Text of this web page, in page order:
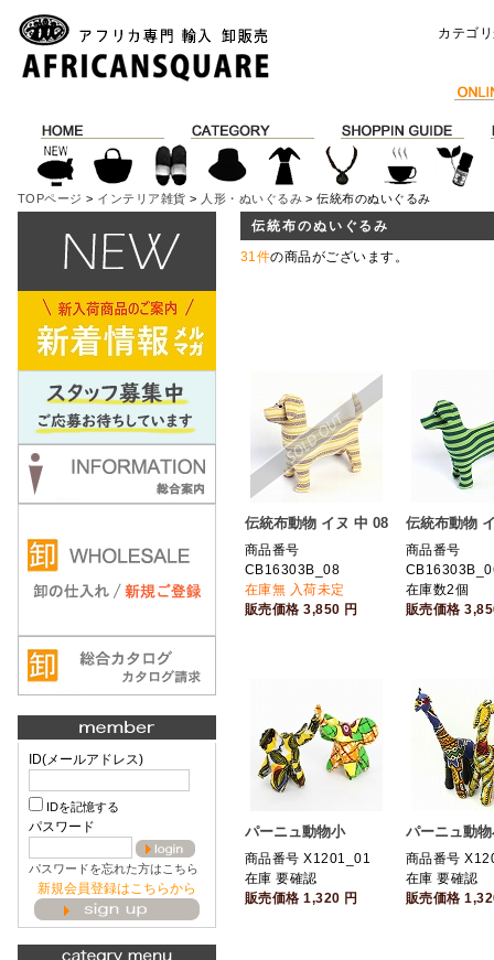
カテゴ
TOPページ > インテリア雑貨 > 人形・ぬいぐるみ > 伝統布のぬいぐるみ
ID(メールアドレス)
IDを記憶する
パスワード
パスワードを忘れた方はこちら
新規会員登録はこちらから
伝統布のぬいぐるみ
31件の商品がございます。
伝統布動物 イヌ 中 08
商品番号
CB16303B_08
在庫無 入荷未定
販売価格3,850 円
伝統布動物
商品番号
在庫数2個
販売価格
パーニュ動物小
商品番号 X1201_01
在庫 要確認
販売価格1,320 円
パーニュ動
商品番号
在庫 要確認
販売価格